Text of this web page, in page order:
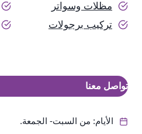
مظلات وسواتر
تركيب برجولات
تواصل معنا
الأيام: من السبت- الجمعة.